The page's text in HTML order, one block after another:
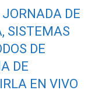
DE
, SISTEMAS
DE
DE
EN VIVO